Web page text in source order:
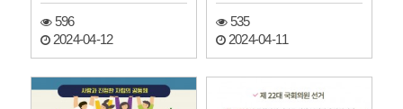
596
2024-04-12
535
2024-04-11